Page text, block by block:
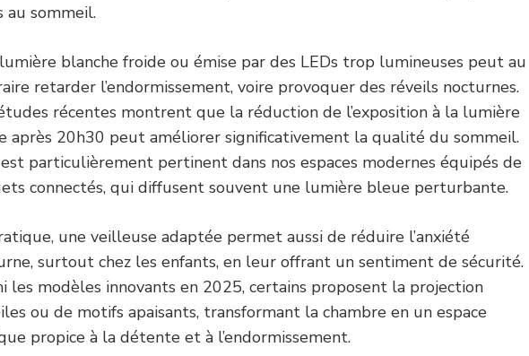
au sommeil.
blanche froide ou émise par des LEDs trop lumineuses peut au
retarder l’endormissement, voire provoquer des réveils nocturnes.
récentes montrent que la réduction de l’exposition à la lumière
après 20h30 peut améliorer significativement la qualité du sommeil.
particulièrement pertinent dans nos espaces modernes équipés de
connectés, qui diffusent souvent une lumière bleue perturbante.
une veilleuse adaptée permet aussi de réduire l’anxiété
surtout chez les enfants, en leur offrant un sentiment de sécurité.
les modèles innovants en 2025, certains proposent la projection
ou de motifs apaisants, transformant la chambre en un espace
propice à la détente et à l’endormissement.